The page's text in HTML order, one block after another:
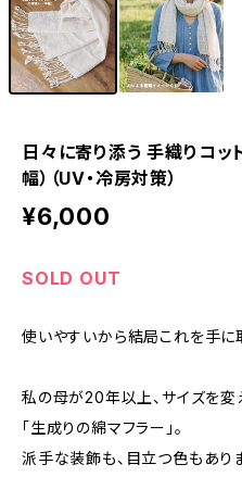
日々に寄り添う 手織りコッ
幅）（UV・冷房対策）
¥6,000
SOLD OUT
使いやすいから結局これを手に
私の母が20年以上、サイズを変
「生成りの綿マフラー」。
派手な装飾も、目立つ色もあり